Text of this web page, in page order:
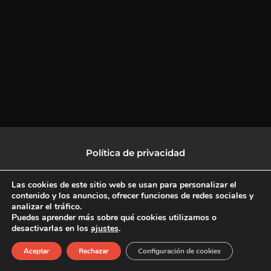
Política de privacidad
Política de protección de datos
F
a
c
X
-
L
i
n
I
n
s
Copyright © 2026 CulturalTV
Las cookies de este sitio web se usan para personalizar el
contenido y los anuncios, ofrecer funciones de redes sociales y
analizar el tráfico.
Puedes aprender más sobre qué cookies utilizamos o
desactivarlas en los ajustes.
Aceptar Rechazar Configuración de cookies